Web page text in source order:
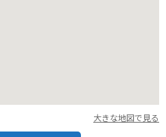
大きな地図で見る